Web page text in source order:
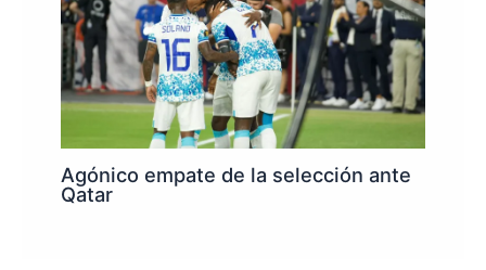
Agónico empate de la selección ante
Qatar